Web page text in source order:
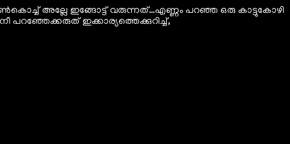
അല്ലേ ഇങ്ങോട്ട് വരുന്നത്…എണ്ണം പറഞ്ഞ ഒരു കാട്ടുകോഴി
ഇക്കാര്യത്തെക്കുറിച്ച്,